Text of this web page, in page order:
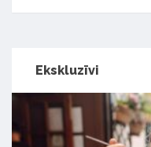
Ekskluzīvi